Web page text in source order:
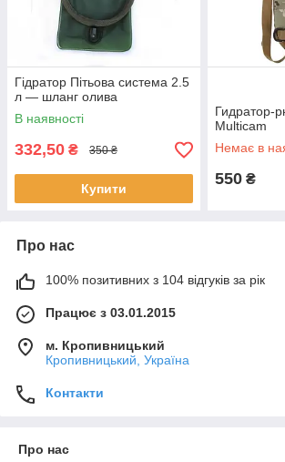
Гідратор Пітьова система 2.5
л — шланг олива
В наявності
332,50 ₴ 350 ₴
Купити
Гидратор-
Multicam
Немає в
550 ₴
Про нас
100% позитивних з 104 відгуків за рік
Працює з 03.01.2015
м. Кропивницький
Кропивницький, Україна
Контакти
Про нас